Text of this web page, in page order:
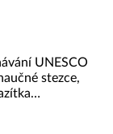
UNESCO
stezce,